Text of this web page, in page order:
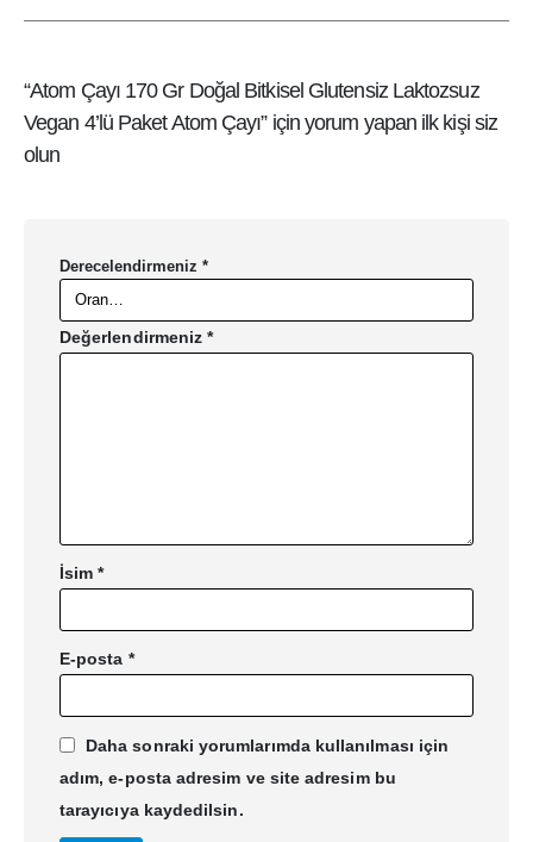
“Atom Çayı 170 Gr Doğal Bitkisel Glutensiz Laktozsuz
Vegan 4’lü Paket Atom Çayı” için yorum yapan ilk kişi siz
olun
Derecelendirmeniz *
Değerlendirmeniz*
İsim*
E-posta *
Daha sonraki yorumlarımda kullanılması için
adım, e-posta adresim ve site adresim bu
tarayıcıya kaydedilsin.
MÜŞTERI HIZMETLERI
Sipariş Takibi
İletişim
Kariyer
Mağaza
Toptan Satış
DAHA FAZLA BILGI
Affiliates